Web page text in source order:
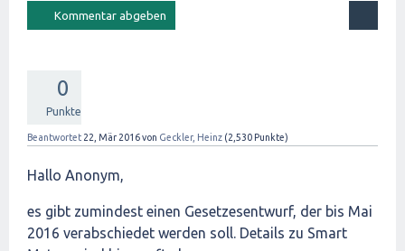
0
Punkte
Beantwortet 22, Mär 2016von Geckler, Heinz (2,530 Punkte)
Hallo Anonym,
es gibt zumindest einen Gesetzesentwurf, der bis Mai
2016 verabschiedet werden soll. Details zu Smart